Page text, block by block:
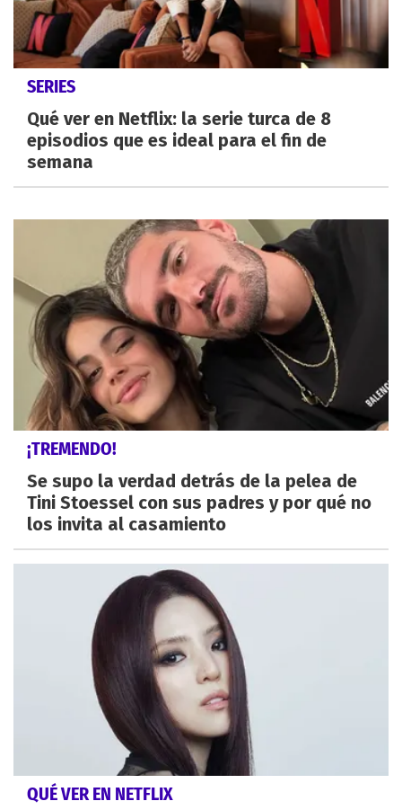
SERIES
Qué ver en Netflix: la serie turca de 8
episodios que es ideal para el fin de
semana
¡TREMENDO!
Se supo la verdad detrás de la pelea de
Tini Stoessel con sus padres y por qué no
los invita al casamiento
QUÉ VER EN NETFLIX